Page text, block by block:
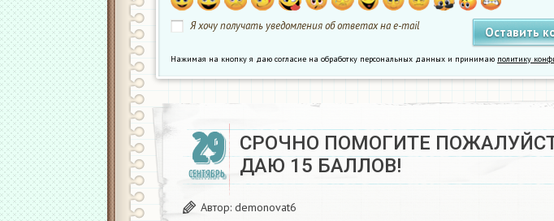
Я хочу получать уведомления об ответах на e-mail
Нажимая на кнопку я даю согласие на обработку персональных данных и принимаю политику
29
СЕНТЯБРЬ
СРОЧНО ПОМОГИТЕ
ДАЮ 15 БАЛЛОВ! ​
Автор: demonovat6